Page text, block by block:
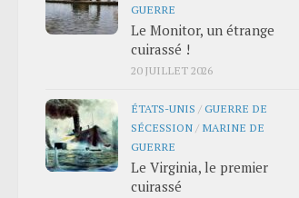
GUERRE
Le Monitor, un étrange
cuirassé !
20 JUILLET 2026
ÉTATS-UNIS /GUERRE DE
SÉCESSION / MARINE DE
GUERRE
Le Virginia, le premier
cuirassé